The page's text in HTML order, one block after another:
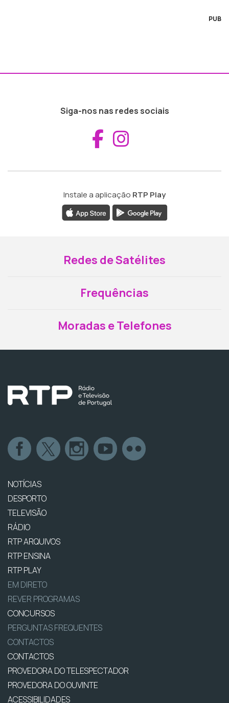
PUB
Siga-nos nas redes sociais
Aceder ao
Instale a aplicação RTP Play
Redes de Satélites
Frequências
Moradas e Telefones
NOTÍCIAS
DESPORTO
TELEVISÃO
RÁDIO
RTP ARQUIVOS
RTP ENSINA
RTP PLAY
EM DIRETO
REVER PROGRAMAS
CONCURSOS
PERGUNTAS FREQUENTES
CONTACTOS
CONTACTOS
PROVEDORA DO TELESPECTADOR
PROVEDORA DO OUVINTE
ACESSIBILIDADES